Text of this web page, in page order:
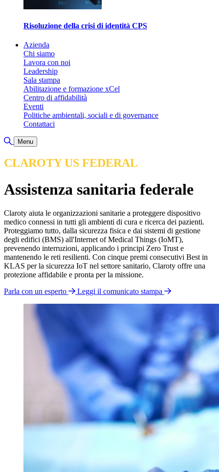
Risoluzione della crisi di identità CPS
Azienda
Chi siamo
Lavora con noi
Leadership
Sala stampa
Abilitazione e formazione xCel
Centro di affidabilità
Eventi
Politiche ambientali, sociali e di governance
Contattaci
Attiva/disattiva ricerca
Menu
CLAROTY US FEDERAL
Assistenza sanitaria federale
Claroty aiuta le organizzazioni sanitarie a proteggere dispositivo
medico connessi in tutti gli ambienti di cura e ricerca dei pazienti.
Proteggiamo tutto, dalla sicurezza fisica e dai sistemi di gestione
degli edifici (BMS) all'Internet of Medical Things (IoMT),
prevenendo interruzioni, applicando i principi Zero Trust e
mantenendo le reti resilienti. Con cinque premi consecutivi Best in
KLAS per la sicurezza IoT nel settore sanitario, Claroty offre una
protezione affidabile e pronta per la missione.
Parla con un esperto
Leggi il comunicato stampa